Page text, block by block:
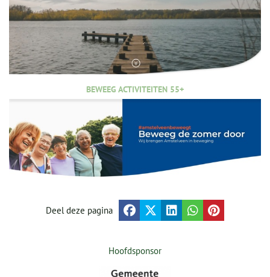
BEWEEG ACTIVITEITEN 55+
Deel deze pagina
Hoofdsponsor